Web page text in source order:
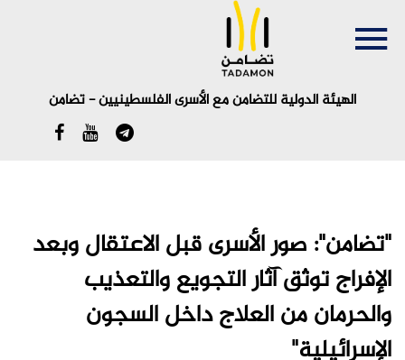
الهيئة الدولية للتضامن مع الأسرى الفلسطينيين - تضامن
"تضامن": صور الأسرى قبل الاعتقال وبعد
الإفراج توثق آثار التجويع والتعذيب
والحرمان من العلاج داخل السجون
الإسرائيلية"